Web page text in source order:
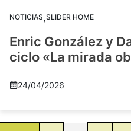
NOTICIAS,SLIDER HOME
Enric González y
ciclo «La mirada
24/04/2026